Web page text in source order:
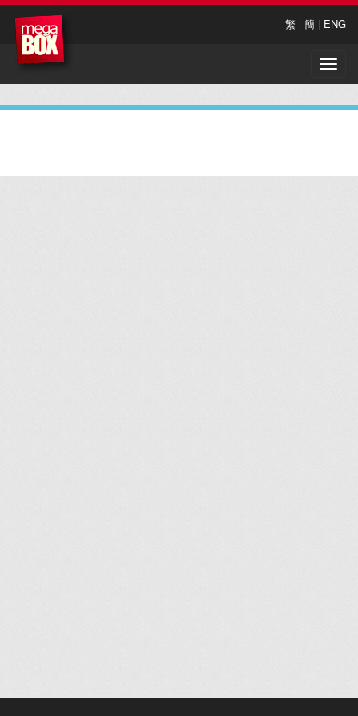
繁 | 簡 | ENG
Toggle